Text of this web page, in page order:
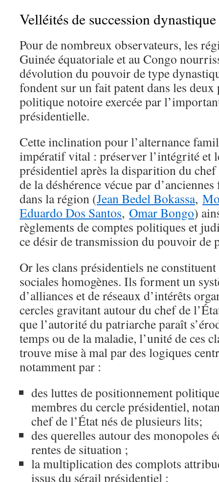
Velléités de succession dynastique
Pour de nombreux observateurs, les
Guinée équatoriale et au Congo
dévolution du pouvoir de type
fondent sur un fait patent dans les deux
politique notoire exercée par
présidentielle.
Cette inclination pour l’alternance
impératif vital : préserver l’intégrité et
présidentiel après la disparition du
de la déshérence vécue par
dans la région (Jean Bedel Bokassa,
Eduardo Dos Santos, Omar Bongo)
règlements de comptes politiques et
ce désir de transmission du pouvoir de
Or les clans présidentiels ne
sociales homogènes. Ils forment un
d’alliances et de réseaux d’intérêts
cercles gravitant autour du chef de
que l’autorité du patriarche paraît
temps ou de la maladie, l’unité de ces
trouve mise à mal par des logiques
notamment par :
des luttes de positionnement
membres du cercle présidentiel,
chef de l’État nés de plusieurs lits;
des querelles autour des monopoles
rentes de situation ;
la multiplication des complots
issus du sérail présidentiel ;